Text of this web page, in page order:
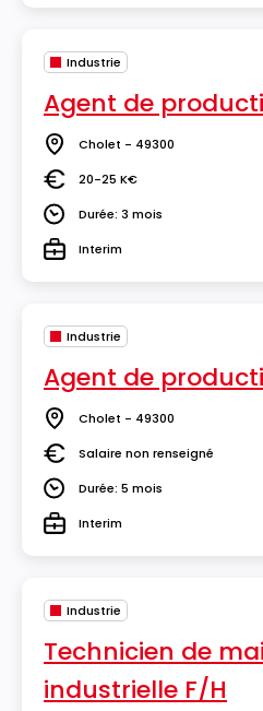
Industrie
Agent de
Lieu Cholet - 49300
Salaire20-25 K€
DuréeDurée: 3 mois
TypeInterim
Industrie
Agent de
Lieu Cholet - 49300
SalaireSalaire non renseigné
DuréeDurée: 5 mois
TypeInterim
Industrie
Technicien de
industrielle F/H